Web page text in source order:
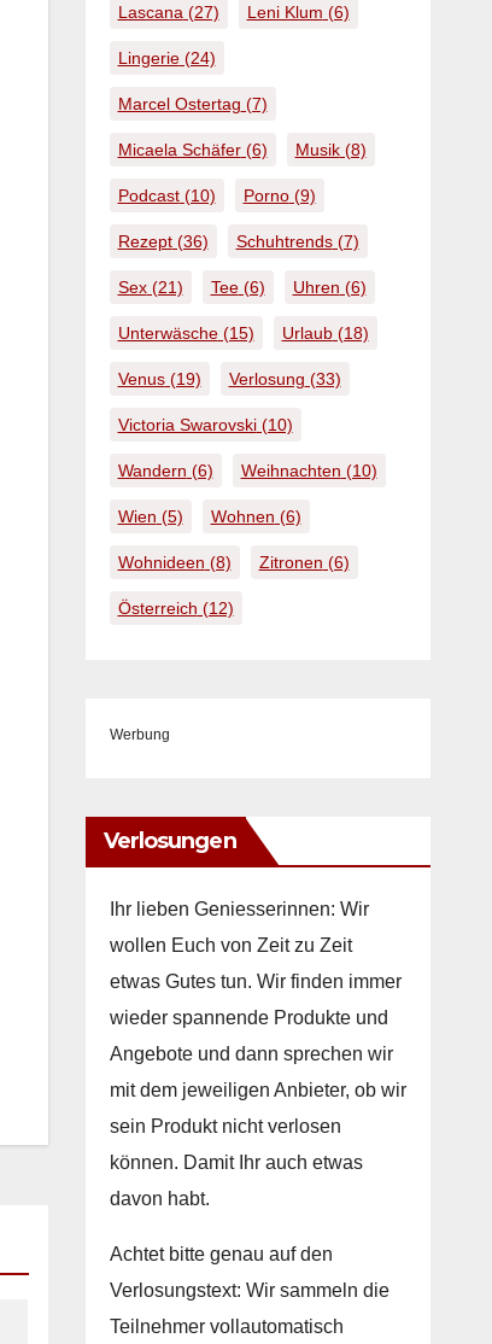
Lascana (27) Leni Klum (6)
Lingerie(24)
Marcel Ostertag (7)
Micaela Schäfer(6) Musik(8)
Podcast(10) Porno(9)
Rezept(36) Schuhtrends(7)
Sex(21) Tee(6) Uhren (6)
Unterwäsche(15) Urlaub(18)
Venus(19) Verlosung (33)
Victoria Swarovski(10)
Wandern (6) Weihnachten (10)
Wien (5) Wohnen (6)
Wohnideen (8) Zitronen (6)
Österreich (12)
Werbung
Verlosungen
Ihr lieben Geniesserinnen: Wir
wollen Euch von Zeit zu Zeit
etwas Gutes tun. Wir finden immer
wieder spannende Produkte und
Angebote und dann sprechen wir
mit dem jeweiligen Anbieter, ob wir
sein Produkt nicht verlosen
können. Damit Ihr auch etwas
davon habt.
Achtet bitte genau auf den
Verlosungstext: Wir sammeln die
Teilnehmer vollautomatisch